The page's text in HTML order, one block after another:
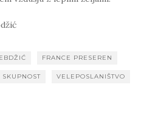
FRANCE PRESEREN
SKUPNOST VELEPOSLANIŠTVO